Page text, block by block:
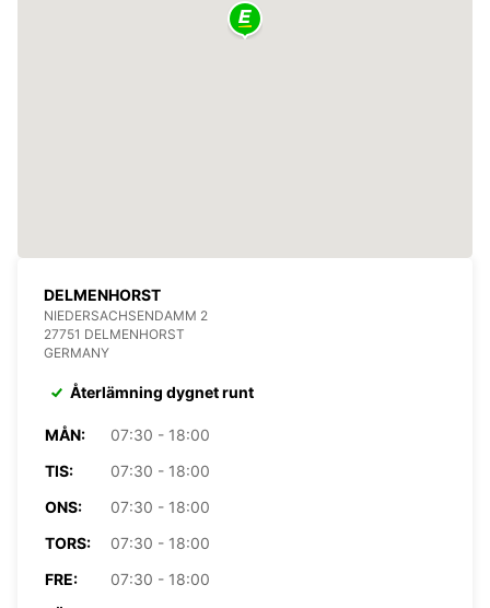
DELMENHORST
NIEDERSACHSENDAMM 2
27751 DELMENHORST
GERMANY
Återlämning dygnet runt
MÅN:
07:30 - 18:00
TIS:
07:30 - 18:00
ONS:
07:30 - 18:00
TORS:
07:30 - 18:00
FRE:
07:30 - 18:00